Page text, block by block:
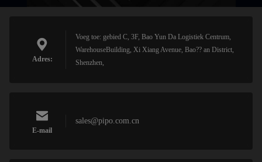
Adres:
Voeg toe: gebied C, 3F, Bao Yun Da Logistiek Centrum,
WarehouseBuilding, Xi Xiang Avenue, Bao?? an District,
Shenzhen,
E-mail
sales@pipo.com.cn